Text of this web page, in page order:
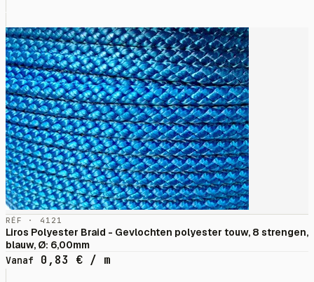
RÉF · 4121
Liros Polyester Braid - Gevlochten polyester touw, 8 strengen,
blauw, Ø: 6,00mm
Vanaf
0,83 € / m